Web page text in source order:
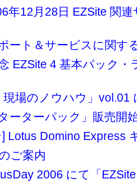
年12月28日 EZSite 関
ート＆サービスに関す
EZSite 4 基本パック
現場のノウハウ」
ーターパック」販売開
Lotus Domino Express
ご案内
2006 にて「